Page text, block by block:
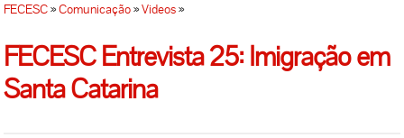
FECESC»Comunicação»Videos»
FECESC Entrevista 25: Imigração em
Santa Catarina